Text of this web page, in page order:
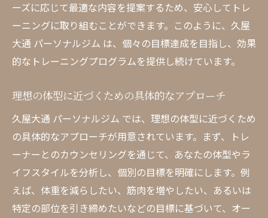
ーズに応じて最適な内容を提案するため、安心してトレ
ーニングに取り組むことができます。このように、久屋
大通 パーソナルジム は、個々の目標達成を目指し、効果
的なトレーニングプログラムを提供し続けています。
理想の体型に近づくための具体的なアプローチ
久屋大通 パーソナルジム では、理想の体型に近づくため
の具体的なアプローチが用意されています。まず、トレ
ーナーとのカウンセリングを通じて、あなたの体型やラ
イフスタイルを分析し、個別の目標を明確にします。例
えば、体重を減らしたい、筋肉を増やしたい、あるいは
特定の部位を引き締めたいなどの目標に基づいて、オー